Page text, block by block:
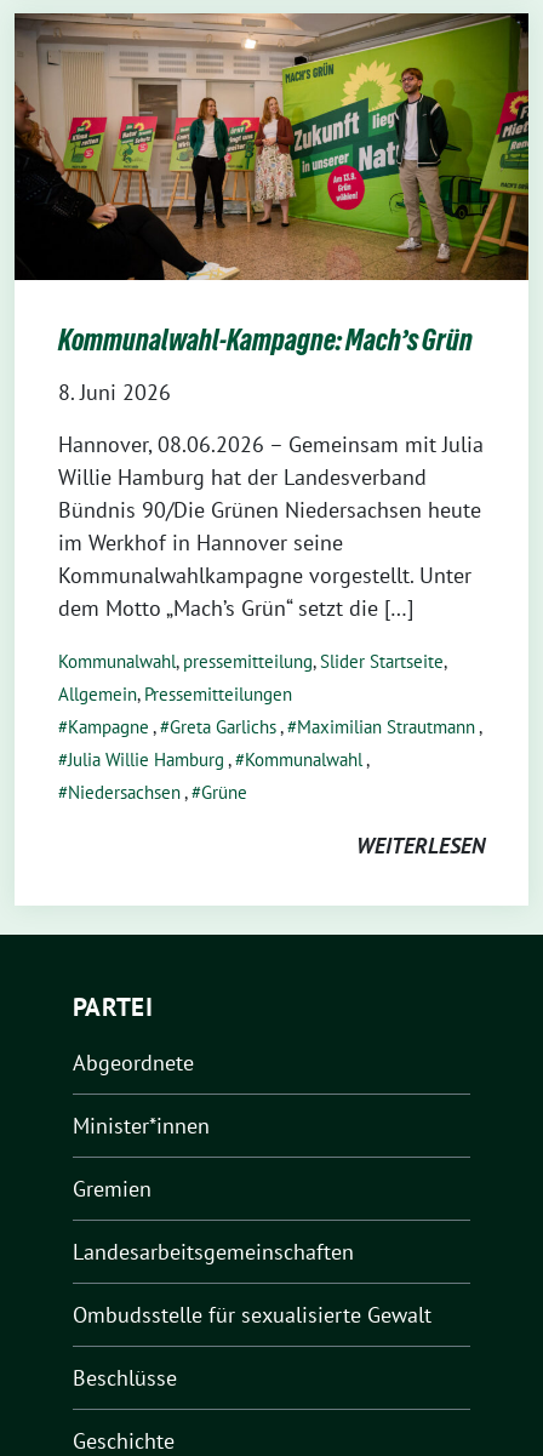
Kommunalwahl-Kampagne: Mach’s Grün
8. Juni 2026
Hannover, 08.06.2026 – Gemeinsam mit Julia
Willie Hamburg hat der Landesverband
Bündnis 90/Die Grünen Niedersachsen heute
im Werkhof in Hannover seine
Kommunalwahlkampagne vorgestellt. Unter
dem Motto „Mach’s Grün“ setzt die […]
Kommunalwahl, pressemitteilung,Slider Startseite,
Allgemein, Pressemitteilungen
Kampagne , Greta Garlichs, Maximilian Strautmann,
Julia Willie Hamburg , Kommunalwahl,
Niedersachsen, Grüne
WEITERLESEN
PARTEI
Abgeordnete
Minister*innen
Gremien
Landesarbeitsgemeinschaften
Ombudsstelle für sexualisierte Gewalt
Beschlüsse
Geschichte